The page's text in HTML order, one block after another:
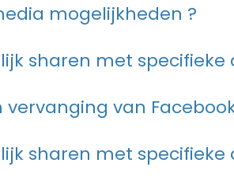
mogelijkheden ?
sharen met specifieke
van
sharen met specifieke